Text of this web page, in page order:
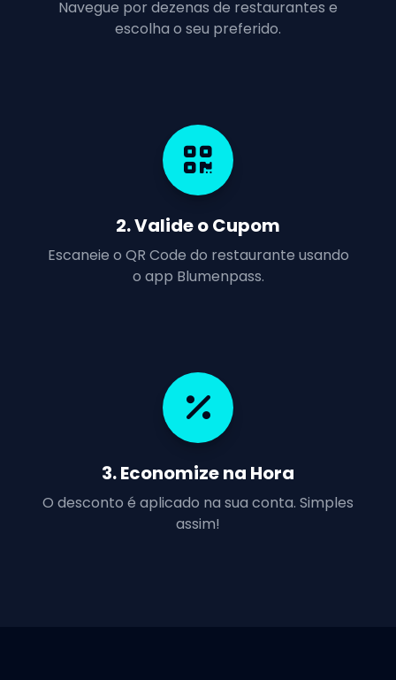
Navegue por dezenas de restaurantes e
escolha o seu preferido.
2. Valide o Cupom
Escaneie o QR Code do restaurante usando
o app Blumenpass.
3. Economize na Hora
O desconto é aplicado na sua conta. Simples
assim!